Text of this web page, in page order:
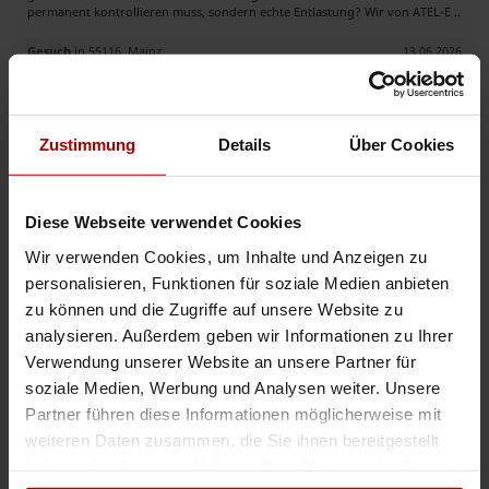
Zustimmung Details Über Cookies
Diese Webseite verwendet Cookies
Wir verwenden Cookies, um Inhalte und Anzeigen zu
personalisieren, Funktionen für soziale Medien anbieten
zu können und die Zugriffe auf unsere Website zu
analysieren. Außerdem geben wir Informationen zu Ihrer
Verwendung unserer Website an unsere Partner für
soziale Medien, Werbung und Analysen weiter. Unsere
Partner führen diese Informationen möglicherweise mit
weiteren Daten zusammen, die Sie ihnen bereitgestellt
permanent kontrollieren muss, sondern echte Entlastung? Wir von ATEL-E ..
Gesuchin 55116, Mainz 13.06.2026
Zuverlässiges Subunternehmen für Isolierarbeiten – freie Kapazitäten
.. intreue, Flexibilität und hohe Qualitätsstandards. Unser Team verfügt
zuverlässig und professionell. Wir übernehmen sowohl kleinere als auch ..
Gesuch in 67141, Neuhofen
Jetzt mit der Auftragsbank starten
Wir suchen 2 Gerüstbauer ab 02.06.2026
Auftragswert: VHB EUR